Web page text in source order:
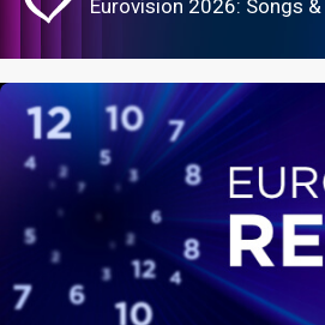
Eurovision 2026: Songs